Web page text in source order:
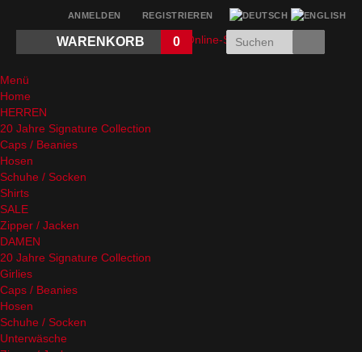
REGISTRIEREN
ANMELDEN
WARENKORB 0
Menü
Home
HERREN
20 Jahre Signature Collection
Caps / Beanies
Hosen
Schuhe / Socken
Shirts
SALE
Zipper / Jacken
DAMEN
20 Jahre Signature Collection
Girlies
Caps / Beanies
Hosen
Schuhe / Socken
Unterwäsche